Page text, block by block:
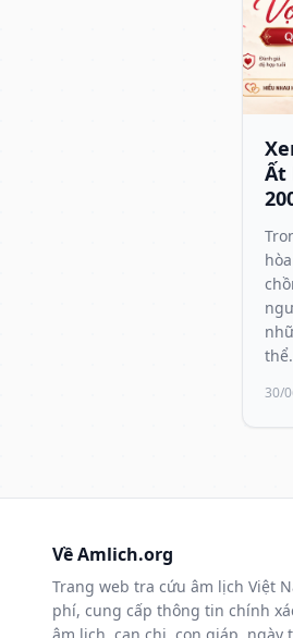
Ất
30/
Về Amlich.org
Trang web tra cứu âm lịch Việt
phí, cung cấp thông tin chính